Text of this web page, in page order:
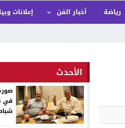
رياضة أخبار الفن
إعلانات
الأحدث
في